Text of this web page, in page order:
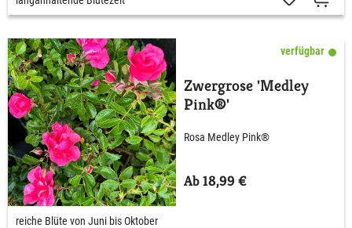
verfügbar
Zwergrose 'Medley
Pink®'
Rosa Medley Pink®
Ab 18,99 €
reiche Blüte von Juni bis Oktober